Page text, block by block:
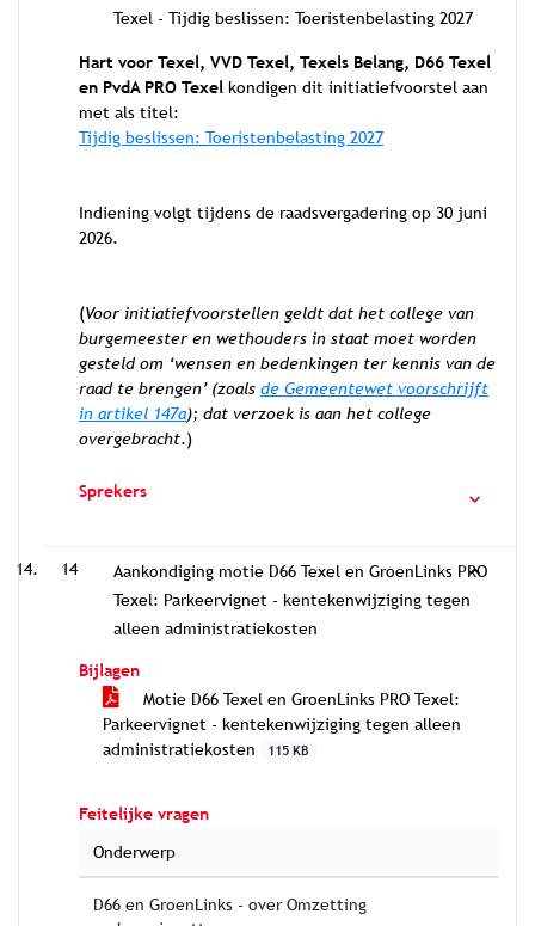
Texel - Tijdig beslissen: Toeristenbelasting 2027
Hart voor Texel, VVD Texel, Texels Belang, D66 Texel
en PvdA PRO Texel kondigen dit initiatiefvoorstel aan
met als titel:
Tijdig beslissen: Toeristenbelasting 2027
Indiening volgt tijdens de raadsvergadering op 30 juni
2026.
(Voor initiatiefvoorstellen geldt dat het college van
burgemeester en wethouders in staat moet worden
gesteld om ‘wensen en bedenkingen ter kennis van de
raad te brengen’ (zoals de Gemeentewet voorschrijft
in artikel 147a); dat verzoek is aan het college
overgebracht.)
Sprekers
14
Aankondiging motie D66 Texel en GroenLinks PRO
Texel: Parkeervignet - kentekenwijziging tegen
alleen administratiekosten
Bijlagen
Motie D66 Texel en GroenLinks PRO Texel:
Parkeervignet - kentekenwijziging tegen alleen
administratiekosten
115 KB
Feitelijke vragen
Onderwerp
D66 en GroenLinks - over Omzetting